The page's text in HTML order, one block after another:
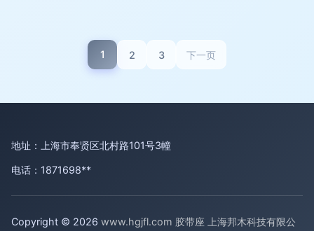
1 2 3 下一页
地址：上海市奉贤区北村路101号3幢
电话：1871698**
Copyright © 2026 www.hgjfl.com 胶带座 上海邦木科技有限公